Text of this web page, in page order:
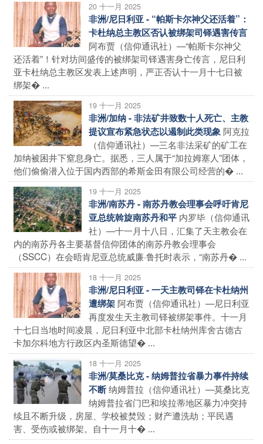
20 十一月 2025
非洲/尼日利亚 - “帕斯卡尔神父还活着”：
卡杜纳总主教区否认被绑架司铎遇害传言
阿布贾（信仰通讯社）—“帕斯卡尔神父
还活着”！针对坊间盛传的被绑架司铎遇害身亡传言，尼日利
亚卡杜纳总主教区发表上述声明，严正否认十一月十七日被
绑架� ...
19 十一月 2025
非洲/加纳 - 非法矿井致数十人死亡、主教
提议宣布紧急状态以遏制此类现象阿克拉
（信仰通讯社）—三名非法采矿的矿工在
加纳被困井下窒息身亡。据悉，三人属于“加拉姆塞人”团体，
他们偷偷潜入位于国内西部的希斯金田有限公司经营的� ...
19 十一月 2025
非洲/南苏丹 - 南苏丹教会理事会呼吁肯尼
亚总统斡旋南苏丹和平 内罗毕（信仰通讯
社）—十一月十八日，汇集了天主教会在
内的南苏丹各主要基督信仰团体的南苏丹教会理事会
（SSCC）在会晤肯尼亚总统威廉·鲁托时表示，“南苏丹� ...
18 十一月 2025
非洲/尼日利亚 - 一天主教司铎在卡杜纳州
遭绑架阿布贾（信仰通讯社）—尼日利亚
再度发生天主教司铎被绑架事件。十一月
十七日当地时间凌晨，尼日利亚中北部卡杜纳州库舍古德古
卡加尔科地方行政区内圣斯德望� ...
18 十一月 2025
非洲/莫桑比克 - 纳姆普拉省暴力事件持续
不断纳姆普拉（信仰通讯社）—莫桑比克
纳姆普拉省门巴和埃拉蒂地区暴力冲突持
续且不断升级，房屋、学校被焚毁；财产遭洗劫；平民遇
害、受伤或被绑架。自十一月十� ...